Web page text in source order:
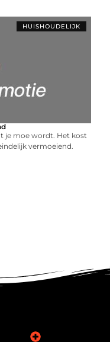
HUISHOUDELIJK
je moe wordt. Het kost
vermoeiend.